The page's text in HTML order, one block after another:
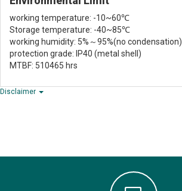
working temperature: -10~60℃
Storage temperature: -40~85℃
working humidity: 5%～95%(no condensation)
protection grade: IP40 (metal shell)
MTBF: 510465 hrs
Disclaimer